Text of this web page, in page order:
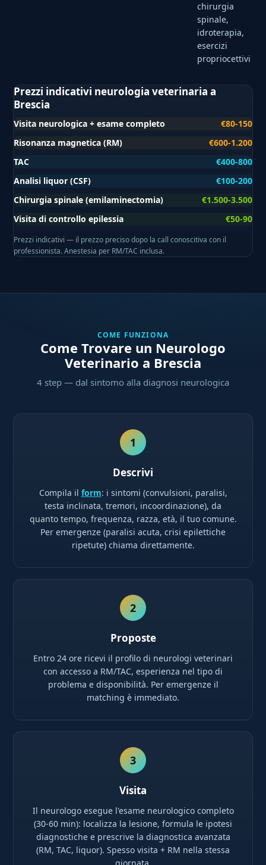
chirurgia
spinale,
idroterapia,
esercizi
propriocettivi
Prezzi indicativi neurologia veterinaria a
Brescia
Visita neurologica + esame completo
€80-150
Risonanza magnetica (RM)
€600-1.200
TAC
€400-800
Analisi liquor (CSF)
€100-200
Chirurgia spinale (emilaminectomia)
€1.500-3.500
Visita di controllo epilessia
€50-90
Prezzi indicativi — il prezzo preciso dopo la call conoscitiva con il
professionista. Anestesia per RM/TAC inclusa.
COME FUNZIONA
Come Trovare un Neurologo
Veterinario a Brescia
4 step — dal sintomo alla diagnosi neurologica
1
Descrivi
Compila il form: i sintomi (convulsioni, paralisi,
testa inclinata, tremori, incoordinazione), da
quanto tempo, frequenza, razza, età, il tuo comune.
Per emergenze (paralisi acuta, crisi epilettiche
ripetute) chiama direttamente.
2
Proposte
Entro 24 ore ricevi il profilo di neurologi veterinari
con accesso a RM/TAC, esperienza nel tipo di
problema e disponibilità. Per emergenze il
matching è immediato.
3
Visita
Il neurologo esegue l'esame neurologico completo
(30-60 min): localizza la lesione, formula le ipotesi
diagnostiche e prescrive la diagnostica avanzata
(RM, TAC, liquor). Spesso visita + RM nella stessa